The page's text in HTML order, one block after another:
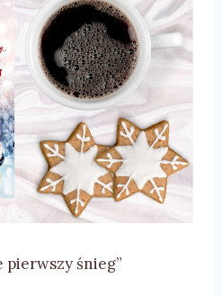
pierwszy śnieg”